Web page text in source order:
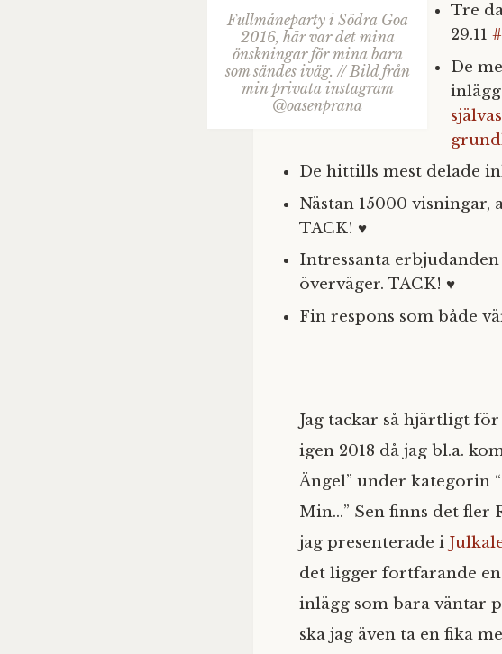
Fullmåneparty i Södra Goa
2016, här var det mina
önskningar för mina barn
som sändes iväg. // Bild från
min privata instagram
@oasenprana
Tre
29.11
De
De hittills mest delade
Nästan 15000 visningar,
TACK! ♥
Intressanta
överväger. TACK! ♥
Fin respons som både
Jag tackar så hjärtligt för
igen 2018 då jag bl.a.
Ängel” under kategorin
Min…” Sen finns det fler
jag presenterade i
det ligger fortfarande
inlägg som bara väntar
ska jag även ta en fika